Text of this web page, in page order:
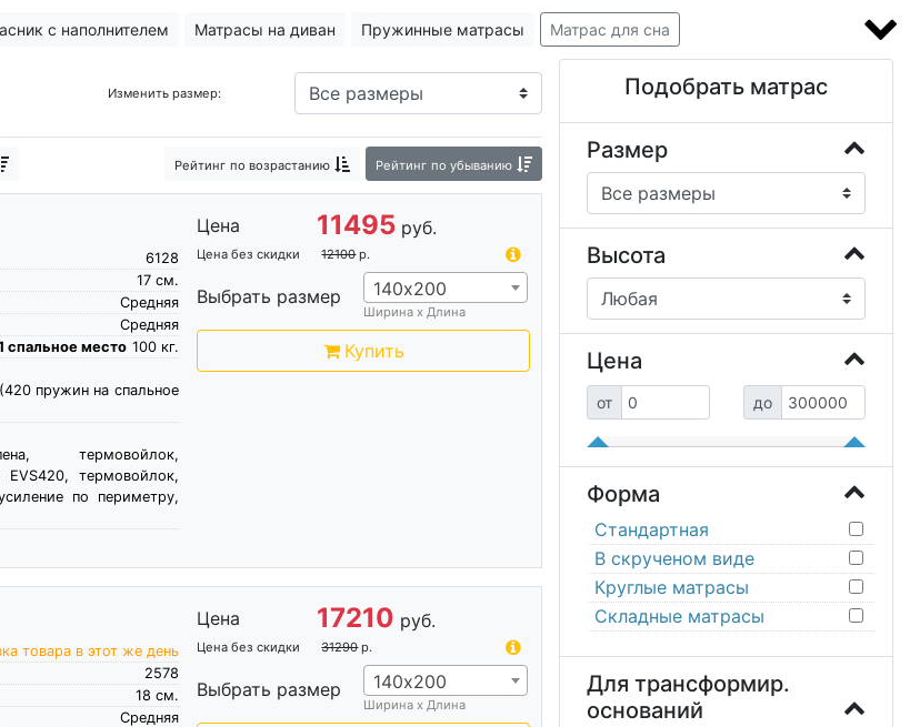
с наполнителем Матрасы на диван Пружинные матрасы Матрас для сна
Матрас с искусственным латексом
Матрас Comfort Матрас Плюс Релакс матрасы
Импортные матрасы Пуф-матрасы складные
Изменить размер:
Рейтинг по возрастанию Рейтинг по убыванию
6128
см.
17
Средняя
Средняя
спальное место
кг.
100
пружин на спальное
термовойлок,
термовойлок,
по периметру,
Цена 11495 руб.
Цена без скидки 12100 р.
Выбрать размер 140х200
Ширина х Длина
Купить
товара в этот же день
2578
см.
18
Средняя
Цена 17210 руб.
Цена без скидки 31290 р.
Выбрать размер 140х200
Ширина х Длина
Подобрать матрас
Размер
Высота
Цена
от до
Форма
Стандартная
В скрученом виде
Круглые матрасы
Складные матрасы
Для трансформир.
оснований